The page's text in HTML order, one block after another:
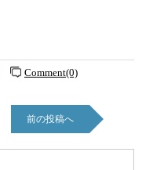
Comment(0)
前の投稿へ